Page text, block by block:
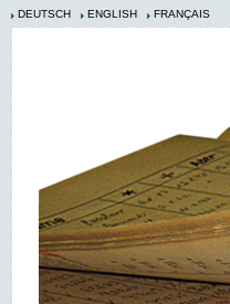
DEUTSCH ENGLISH FRANÇAIS